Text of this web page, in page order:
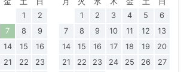
1
2
7 8
9
14 15
16
21 22
23
1
2 3 4 5
6
7
8 9 10 11 12
13
14
15 16 17 18 19
20
21
22 23 24 25 26
27